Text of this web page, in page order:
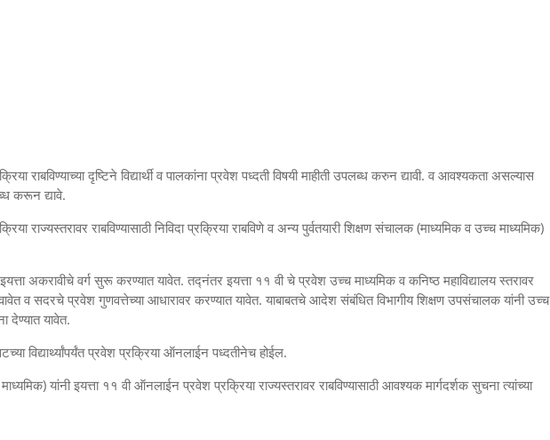
राबविण्याच्या दृष्टिने विद्यार्थी व पालकांना प्रवेश पध्दती विषयी माहीती उपलब्ध करुन द्यावी. व आवश्यकता असल्यास
करून द्यावे.
राज्यस्तरावर राबविण्यासाठी निविदा प्रक्रिया राबविणे व अन्य पुर्वतयारी शिक्षण संचालक (माध्यमिक व उच्च माध्यमिक)
अकरावीचे वर्ग सुरू करण्यात यावेत. तद्नंतर इयत्ता ११ वी चे प्रवेश उच्च माध्यमिक व कनिष्ठ महाविद्यालय स्तरावर
व सदरचे प्रवेश गुणवत्तेच्या आधारावर करण्यात यावेत. याबाबतचे आदेश संबंधित विभागीय शिक्षण उपसंचालक यांनी उच्च
देण्यात यावेत.
विद्यार्थ्यांपर्यंत प्रवेश प्रक्रिया ऑनलाईन पध्दतीनेच होईल.
यांनी इयत्ता ११ वी ऑनलाईन प्रवेश प्रक्रिया राज्यस्तरावर राबविण्यासाठी आवश्यक मार्गदर्शक सुचना त्यांच्या